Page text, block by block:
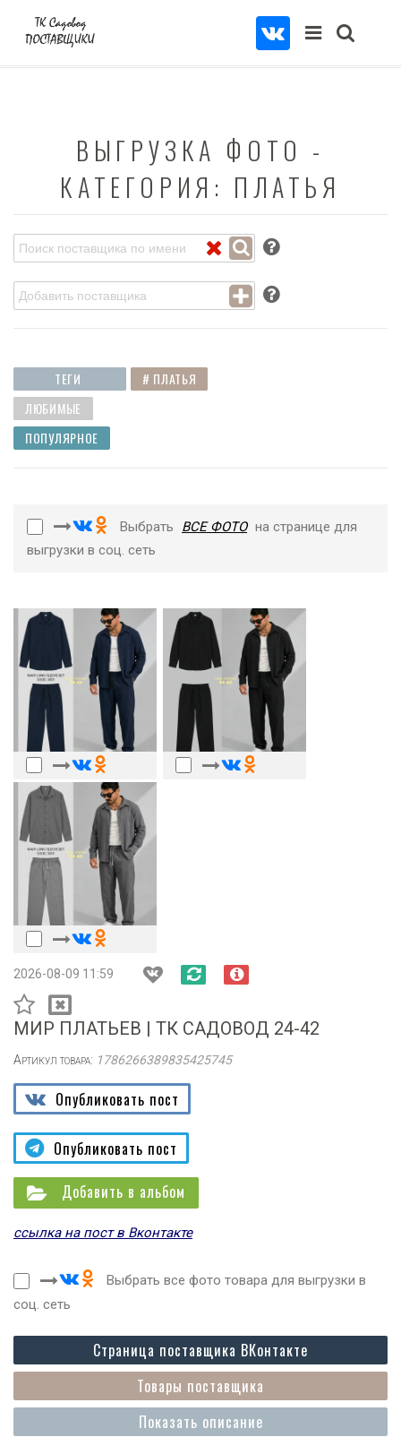
ВЫГРУЗКА ФОТО -
КАТЕГОРИЯ: ПЛАТЬЯ
ТЕГИ
# ПЛАТЬЯ
ЛЮБИМЫЕ
ПОПУЛЯРНОЕ
Выбрать ВСЕ ФОТО на странице для
выгрузки в соц. сеть
2026-08-09 11:59
МИР ПЛАТЬЕВ | ТК САДОВОД 24-42
Артикул товара: 1786266389835425745
Опубликовать пост
Опубликовать пост
Добавить в альбом
ссылка на пост в Вконтакте
Выбрать все фото товара для выгрузки в
соц. сеть
Показать описание
Товары поставщика
Страница поставщика ВКонтакте